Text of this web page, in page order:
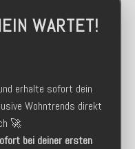
WARTET!
erhalte sofort dein
Wohntrends direkt
🚀
bei deiner ersten